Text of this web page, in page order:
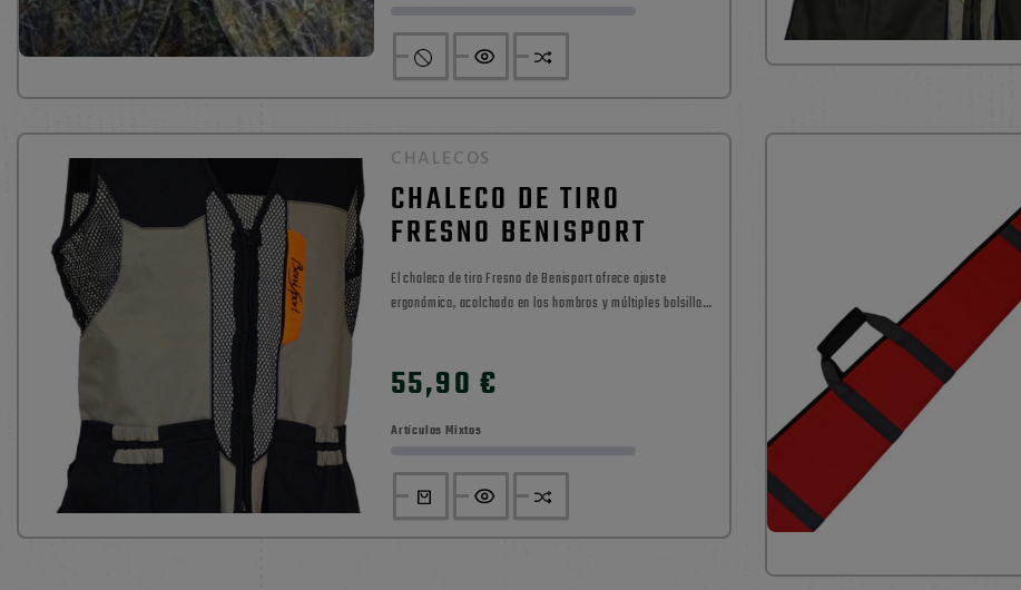
CHALECOS
CHALECO DE TIRO
FRESNO BENISPORT
El chaleco de tiro Fresno de Benisport ofrece ajuste
ergonómico, acolchado en los hombros y múltiples bolsillos
55,90 €
Artículos Mixtos